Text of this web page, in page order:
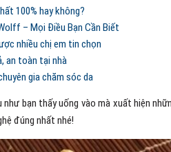
100% hay không?
– Mọi Điều Bạn Cần Biết
nhiều chị em tin chọn
an toàn tại nhà
gia chăm sóc da
như bạn thấy uống vào mà xuất hiện
đúng nhất nhé!